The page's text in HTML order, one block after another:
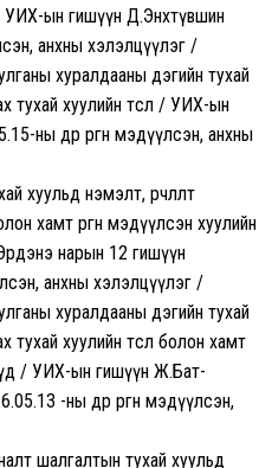
/ УИХ-ын гишүүн Д.Энхтүвшин
анхны хэлэлцүүлэг /
хуралдааны дэгийн тухай
тухай хуулийн төсөл / УИХ-ын
ны өдөр өргөн мэдүүлсэн, анхны
хуульд нэмэлт, өөрчлөлт
хамт өргөн мэдүүлсэн хуулийн
нарын 12 гишүүн
анхны хэлэлцүүлэг /
хуралдааны дэгийн тухай
тухай хуулийн төсөл болон хамт
/ УИХ-ын гишүүн Ж.Бат-
-ны өдөр өргөн мэдүүлсэн,
шалгалтын тухай хуульд